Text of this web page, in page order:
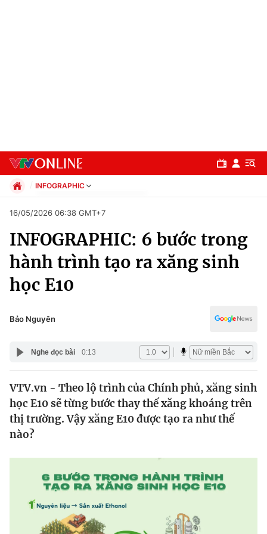
Chuyên mục
Chính trị
Thế giới
Tin tức
Thế giới đó đây
Câu chuyện quốc tế
Thị trường
Góc doanh nghiệp
Dữ liệu và đời sống
Truyền hình
INFOGRAPHIC
Xã hội
Pháp luật
Thể thao
Truyền hình
Đời sống
Giáo dục
16/05/2026 06:38 GMT+7
INFOGRAPHIC: 6 bước trong
hành trình tạo ra xăng sinh
học E10
Bảo Nguyên
Nghe đọc bài 0:13
VTV.vn - Theo lộ trình của Chính phủ, xăng sinh
học E10 sẽ từng bước thay thế xăng khoáng trên
thị trường. Vậy xăng E10 được tạo ra như thế
nào?